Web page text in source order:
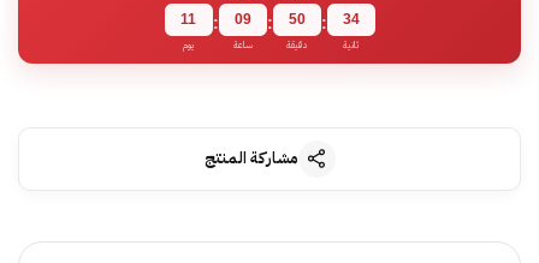
11
يوم
: 09
ساعة
: 50
دقيقة
: 33
ثانية
مشاركة المنتج